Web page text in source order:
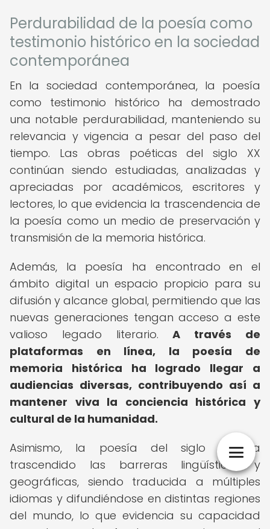
Perdurabilidad de la poesía como
testimonio histórico en la sociedad
contemporánea
En la sociedad contemporánea, la poesía
como testimonio histórico ha demostrado
una notable perdurabilidad, manteniendo su
relevancia y vigencia a pesar del paso del
tiempo. Las obras poéticas del siglo XX
continúan siendo estudiadas, analizadas y
apreciadas por académicos, escritores y
lectores, lo que evidencia la trascendencia de
la poesía como un medio de preservación y
transmisión de la memoria histórica.
Además, la poesía ha encontrado en el
ámbito digital un espacio propicio para su
difusión y alcance global, permitiendo que las
nuevas generaciones tengan acceso a este
valioso legado literario.A través de
plataformas en línea, la poesía de
memoria histórica ha logrado llegar a
audiencias diversas, contribuyendo así a
mantener viva la conciencia histórica y
cultural de la humanidad.
Asimismo, la poesía del siglo XX ha
trascendido las barreras lingüísticas y
geográficas, siendo traducida a múltiples
idiomas y difundiéndose en distintas regiones
del mundo, lo que evidencia su capacidad